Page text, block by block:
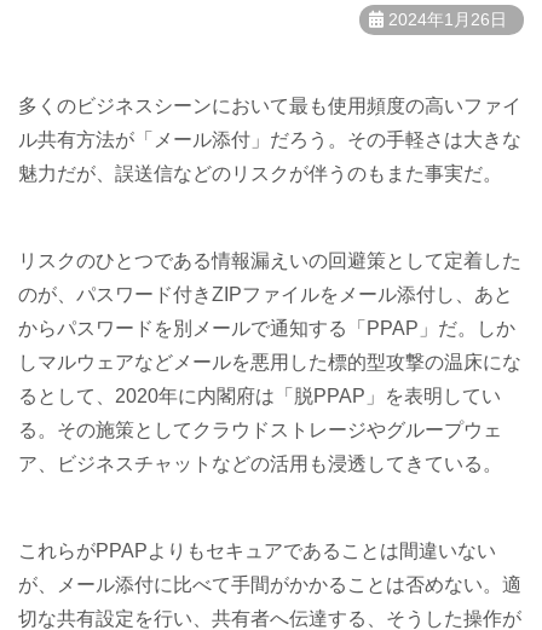
2024年1月26日
多くのビジネスシーンにおいて最も使用頻度の高いファイ
ル共有方法が「メール添付」だろう。その手軽さは大きな
魅力だが、誤送信などのリスクが伴うのもまた事実だ。
リスクのひとつである情報漏えいの回避策として定着した
のが、パスワード付きZIPファイルをメール添付し、あと
からパスワードを別メールで通知する「PPAP」だ。しか
しマルウェアなどメールを悪用した標的型攻撃の温床にな
るとして、2020年に内閣府は「脱PPAP」を表明してい
る。その施策としてクラウドストレージやグループウェ
ア、ビジネスチャットなどの活用も浸透してきている。
これらがPPAPよりもセキュアであることは間違いない
が、メール添付に比べて手間がかかることは否めない。適
切な共有設定を行い、共有者へ伝達する、そうした操作が